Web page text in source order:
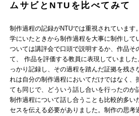
ムサビとNTUを比べてみて
制作過程の記録がNTUでは重視されています
学にいたときから制作過程を大事に制作して
ついては講評会で口頭で説明するか、作品そ
て、 作品を評価する教員に表現していまし
っかり記録し、その過程を踏んだ証拠を残さ
れは自分の制作過程においてだけではなく、
ても同じで、どういう話し合いを行ったのか
制作過程について話し合うことも比較的多い
セスを伝える必要がありました。制作の思考